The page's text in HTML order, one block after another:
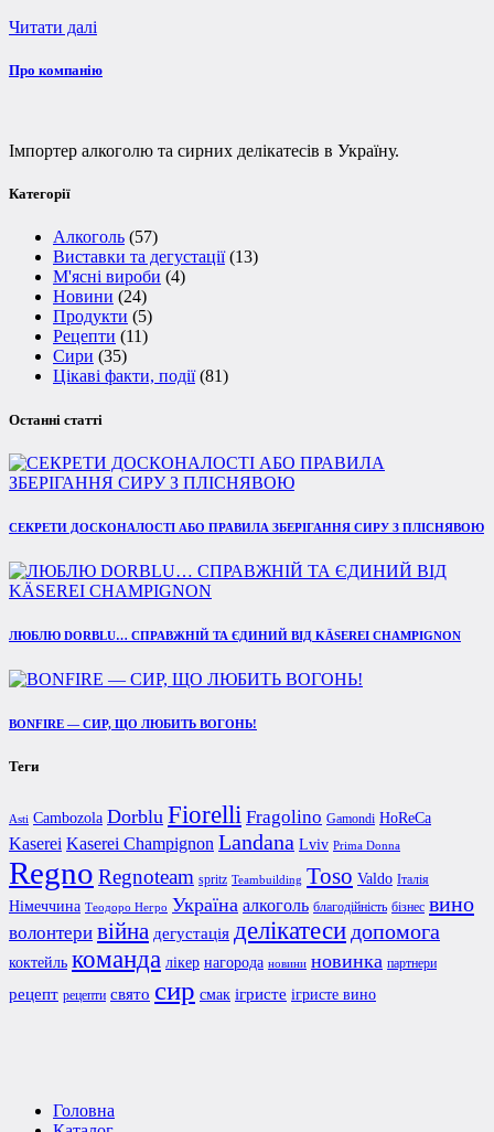
Читати далі
Про компанію
Імпортер алкоголю та сирних делікатесів в Україну.
Категорії
Алкоголь (57)
Виставки та дегустації(13)
М'ясні вироби (4)
Новини (24)
Продукти (5)
Рецепти (11)
Сири (35)
Цікаві факти, події(81)
Останні статті
СЕКРЕТИ ДОСКОНАЛОСТІ АБО ПРАВИЛА ЗБЕРІГАННЯ СИРУ З ПЛІСНЯВОЮ
ЛЮБЛЮ DORBLU… СПРАВЖНІЙ ТА ЄДИНИЙ ВІД KÄSEREI CHAMPIGNON
BONFIRE — СИР, ЩО ЛЮБИТЬ ВОГОНЬ!
Теги
Asti Cambozola Dorblu Fiorelli Fragolino Gamondi HoReCa
Kaserei Kaserei Champignon Landana Lviv Prima Donna
Regno Regnoteam spritz Teambuilding Toso Valdo Італія
Німеччина Теодоро Негро Україна алкоголь благодійність бізнес вино
волонтери війна дегустація делікатеси допомога
коктейль команда лікер нагорода новини новинка партнери
рецепт рецепти свято сир смак ігристе ігристе вино
Головна